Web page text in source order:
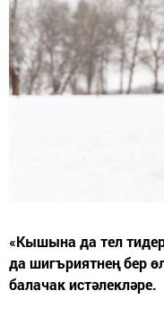
«Кышына да тел
да шигъриятнең бер
балачак истәлекләре.